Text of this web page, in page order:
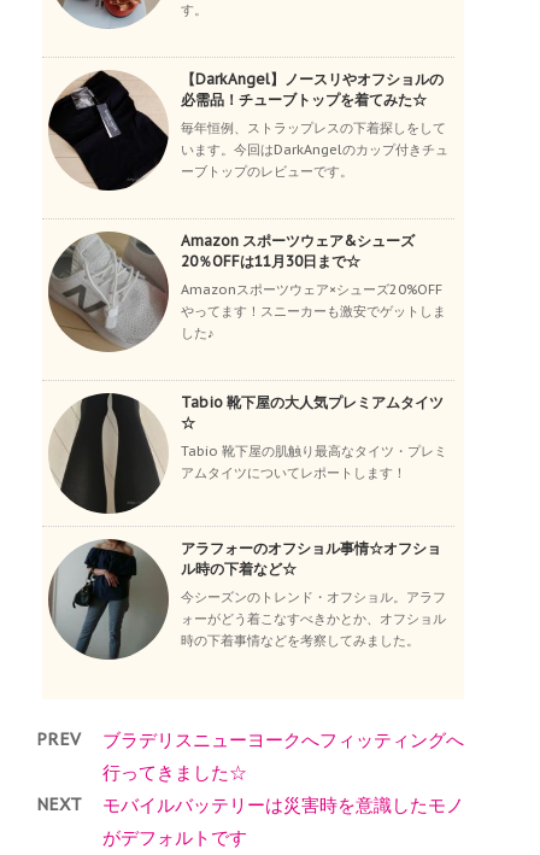
す。
【DarkAngel】ノースリやオフショルの
必需品！チューブトップを着てみた☆
毎年恒例、ストラップレスの下着探しをして
います。今回はDarkAngelのカップ付きチュ
ーブトップのレビューです。
Amazon スポーツウェア&シューズ
20％OFFは11月30日まで☆
Amazonスポーツウェア×シューズ20%OFF
やってます！スニーカーも激安でゲットしま
した♪
Tabio 靴下屋の大人気プレミアムタイツ
☆
Tabio 靴下屋の肌触り最高なタイツ・プレミ
アムタイツについてレポートします！
アラフォーのオフショル事情☆オフショ
ル時の下着など☆
今シーズンのトレンド・オフショル。アラフ
ォーがどう着こなすべきかとか、オフショル
時の下着事情などを考察してみました。
PREV
ブラデリスニューヨークへフィッティングへ
行ってきました☆
NEXT
モバイルバッテリーは災害時を意識したモノ
がデフォルトです